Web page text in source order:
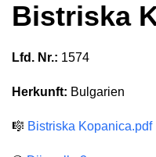
Bistriska
Lfd. Nr.: 1574
Herkunft: Bulgarien
🎼 Bistriska Kopanica.pdf